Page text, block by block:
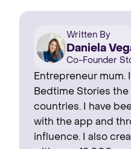
Written By
Daniela
Co-Founder
Entrepreneur mum.
Bedtime Stories
countries. I have
with the app and
influence. I also